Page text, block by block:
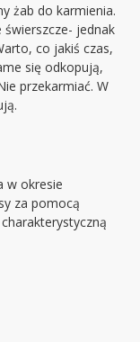
żab do karmienia.
jednak
co jakiś czas,
się odkopują,
przekarmiać. W
w okresie
za pomocą